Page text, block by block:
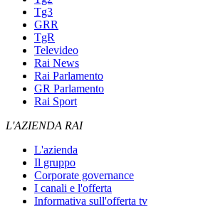
Tg3
GRR
TgR
Televideo
Rai News
Rai Parlamento
GR Parlamento
Rai Sport
L'AZIENDA RAI
L'azienda
Il gruppo
Corporate governance
I canali e l'offerta
Informativa sull'offerta tv